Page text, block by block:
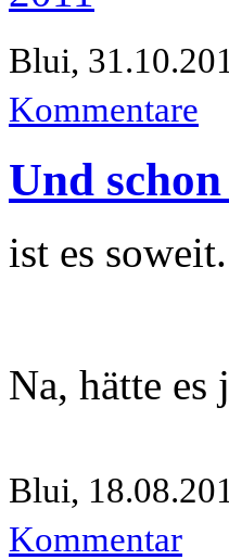
Blui,
Kommentare
Und
ist es soweit.
Na, hätte es
Blui,
Kommentar